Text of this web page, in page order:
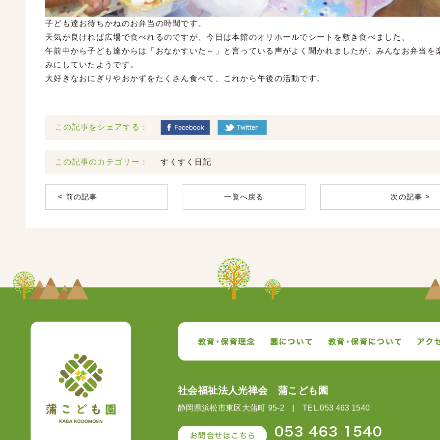
子ども達お待ちかねのお弁当の時間です。
天気が良ければ広場で食べれるのですが、今日は本館のオリホールでシートを敷き食べました。
午前中から子ども達からは「おなかすいた～」と言っている声がよく聞かれましたが、みんなお弁当を
みにしていたようです。
大好きなおにぎりやおかずをたくさん食べて、これから午後の活動です。
この記事をシェアする：
この記事のカテゴリー： すくすく日記
< 前の記事 一覧へ戻る 次の記事 >
社会福祉法人光禅会 蒲こども園 教育・保育理念園について 教育・
社会福祉法人光禅会 蒲こども園
静岡県浜松市東区大蒲町 95-2 | TEL.053 463 1540